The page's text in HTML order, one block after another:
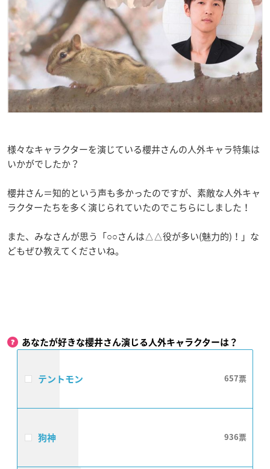
様々なキャラクターを演じている櫻井さんの人外キャラ特集は
いかがでしたか？
櫻井さん＝知的という声も多かったのですが、素敵な人外キャ
ラクターたちを多く演じられていたのでこちらにしました！
また、みなさんが思う「○○さんは△△役が多い(魅力的)！」な
どもぜひ教えてくださいね。
あなたが好きな櫻井さん演じる人外キャラクターは？
テントモン 657
狗神 936